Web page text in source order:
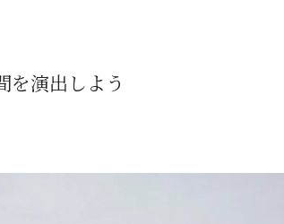
を演出しよう